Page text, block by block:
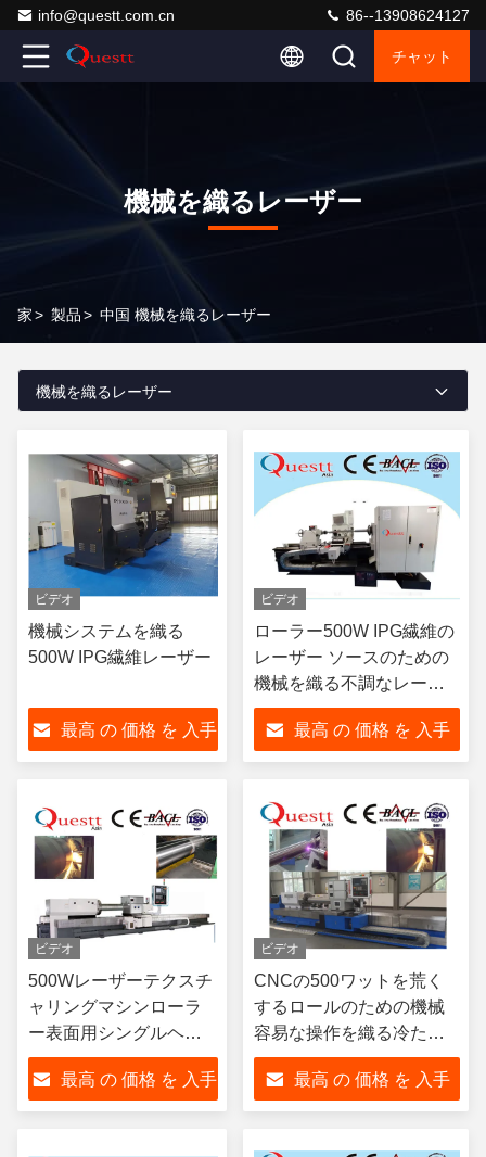
info@questt.com.cn 86--13908624127
チャット
機械を織るレーザー
家> 製品> 中国 機械を織るレーザー
機械を織るレーザー
ビデオ
機械システムを織る
500W IPG繊維レーザー
最高 の 価格 を 入手
ビデオ
ローラー500W IPG繊維の
レーザー ソースのための
機械を織る不調なレーザ
ー
最高 の 価格 を 入手
ビデオ
500Wレーザーテクスチ
ャリングマシンローラ
ー表面用シングルヘッ
ド粗面化Yagレーザーマ
シン最高 の 価格 を 入手
ビデオ
CNCの500ワットを荒く
するロールのための機械
容易な操作を織る冷たい
ローラー レーザー
最高 の 価格 を 入手